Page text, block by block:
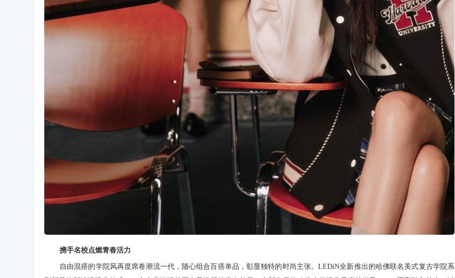
携手名校点燃青春活力
自由混搭的学院风再度席卷潮流一代，随心组合百搭单品，彰显独特的时尚主张。LEDiN全新推出的哈佛联名美式复古学院系